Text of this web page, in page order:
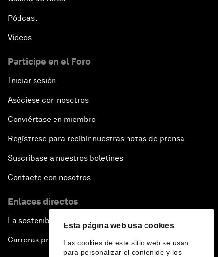
Esta página web usa cookies
Las cookies de este sitio web se usan
para personalizar el contenido y los
Pódcast
Vídeos
Participe en el Foro
Iniciar sesión
Asóciese con nosotros
Conviértase en miembro
Regístrese para recibir nuestras notas de prensa
Suscríbase a nuestros boletines
Contacte con nosotros
Enlaces directos
La sostenibilidad en el Foro
Carreras profesionales